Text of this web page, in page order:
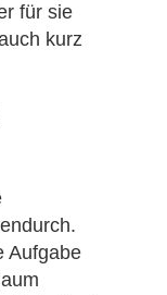
für sie
kurz
Aufgabe